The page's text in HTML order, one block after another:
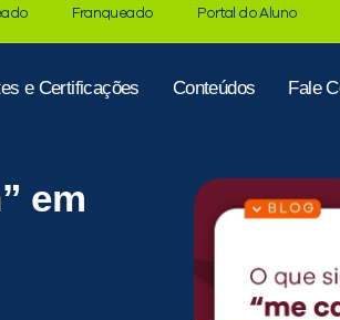
Franqueado Portal do Aluno
e Certificações Conteúdos Fale
em